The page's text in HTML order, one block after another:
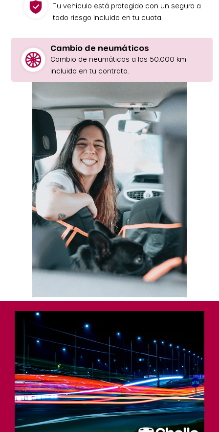
Tu vehículo está protegido con un seguro a
todo riesgo incluido en tu cuota.
Cambio de neumáticos
Cambio de neumáticos a los 50.000 km
incluido en tu contrato.